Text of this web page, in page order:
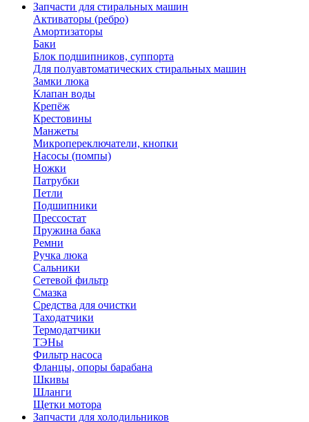
Запчасти для стиральных машин
Активаторы (ребро)
Амортизаторы
Баки
Блок подшипников, суппорта
Для полуавтоматических стиральных машин
Замки люка
Клапан воды
Крепёж
Крестовины
Манжеты
Микропереключатели, кнопки
Насосы (помпы)
Ножки
Патрубки
Петли
Подшипники
Прессостат
Пружина бака
Ремни
Ручка люка
Сальники
Сетевой фильтр
Смазка
Средства для очистки
Таходатчики
Термодатчики
ТЭНы
Фильтр насоса
Фланцы, опоры барабана
Шкивы
Шланги
Щетки мотора
Запчасти для холодильников